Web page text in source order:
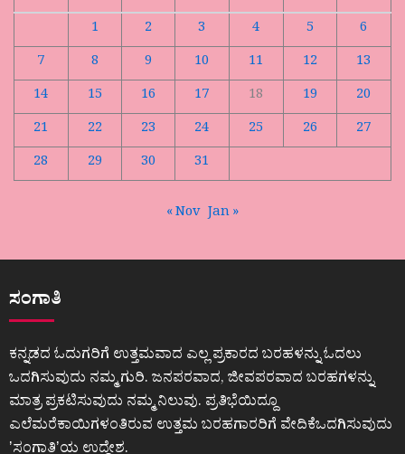
1
2 3 4 5
6
7
8 9 10 11 12
13
14
15 16 17 18 19
20
21
22 23 24 25 26
27
28
29 30 31
« Nov Jan »
ಸಂಗಾತಿ
ಕನ್ನಡದ ಓದುಗರಿಗೆ ಉತ್ತಮವಾದ ಎಲ್ಲ ಪ್ರಕಾರದ ಬರಹಳನ್ನು ಓದಲು
ಒದಗಿಸುವುದು ನಮ್ಮ ಗುರಿ. ಜನಪರವಾದ, ಜೀವಪರವಾದ ಬರಹಗಳನ್ನು
ಮಾತ್ರ ಪ್ರಕಟಿಸುವುದು ನಮ್ಮ ನಿಲುವು. ಪ್ರತಿಭೆಯಿದ್ದೂ
ಎಲೆಮರೆಕಾಯಿಗಳಂತಿರುವ ಉತ್ತಮ ಬರಹಗಾರರಿಗೆ ವೇದಿಕೆಒದಗಿಸುವುದು